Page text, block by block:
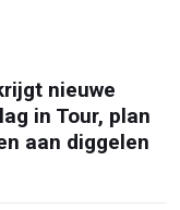
nieuwe
in Tour, plan
aan diggelen